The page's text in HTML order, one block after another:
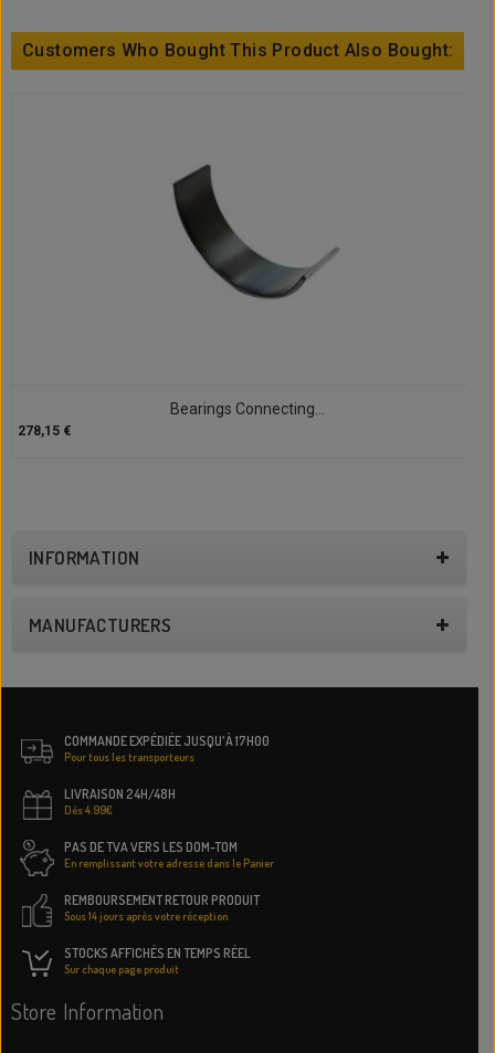
Customers Who Bought This Product Also Bought:
Bearings Connecting...
278,15 €
INFORMATION
MANUFACTURERS
COMMANDE EXPÉDIÉE JUSQU'À 17H00
Pour tous les transporteurs
LIVRAISON 24H/48H
Dès 4.99€
PAS DE TVA VERS LES DOM-TOM
En remplissant votre adresse dans le Panier
REMBOURSEMENT RETOUR PRODUIT
Sous 14 jours après votre réception
STOCKS AFFICHÉS EN TEMPS RÉEL
Sur chaque page produit
Store Information